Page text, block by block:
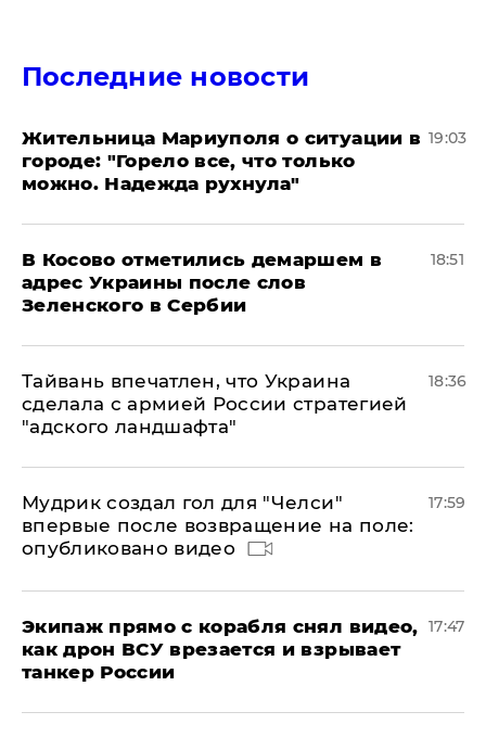
Последние новости
Жительница Мариуполя о ситуации в
городе: "Горело все, что только
можно. Надежда рухнула"
19:03
В Косово отметились демаршем в
адрес Украины после слов
Зеленского в Сербии
18:51
Тайвань впечатлен, что Украина
сделала с армией России стратегией
"адского ландшафта"
18:36
Мудрик создал гол для "Челси"
впервые после возвращение на поле:
опубликовано видео
17:59
Экипаж прямо с корабля снял видео,
как дрон ВСУ врезается и взрывает
танкер России
17:47